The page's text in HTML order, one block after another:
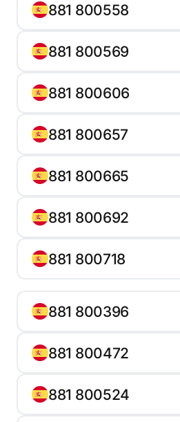
881 800558
881 800569
881 800606
881 800657
881 800665
881 800692
881 800718
881 800396
881 800472
881 800524